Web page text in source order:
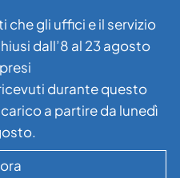
che gli uffici e il servizio
dall’8 al 23 agosto
durante questo
a partire da lunedì